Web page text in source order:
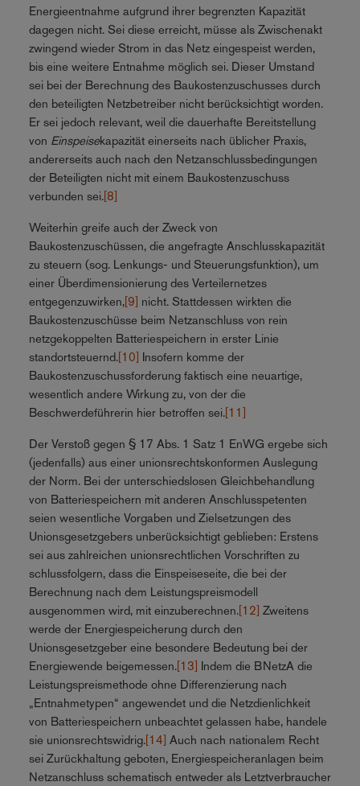
Energieentnahme aufgrund ihrer begrenzten Kapazität
dagegen nicht. Sei diese erreicht, müsse als Zwischenakt
zwingend wieder Strom in das Netz eingespeist werden,
bis eine weitere Entnahme möglich sei. Dieser Umstand
sei bei der Berechnung des Baukostenzuschusses durch
den beteiligten Netzbetreiber nicht berücksichtigt worden.
Er sei jedoch relevant, weil die dauerhafte Bereitstellung
von Einspeisekapazität einerseits nach üblicher Praxis,
andererseits auch nach den Netzanschlussbedingungen
der Beteiligten nicht mit einem Baukostenzuschuss
verbunden sei.[8]
Weiterhin greife auch der Zweck von
Baukostenzuschüssen, die angefragte Anschlusskapazität
zu steuern (sog. Lenkungs- und Steuerungsfunktion), um
einer Überdimensionierung des Verteilernetzes
entgegenzuwirken,[9] nicht. Stattdessen wirkten die
Baukostenzuschüsse beim Netzanschluss von rein
netzgekoppelten Batteriespeichern in erster Linie
standortsteuernd.[10] Insofern komme der
Baukostenzuschussforderung faktisch eine neuartige,
wesentlich andere Wirkung zu, von der die
Beschwerdeführerin hier betroffen sei.[11]
Der Verstoß gegen § 17 Abs. 1 Satz 1 EnWG ergebe sich
(jedenfalls) aus einer unionsrechtskonformen Auslegung
der Norm. Bei der unterschiedslosen Gleichbehandlung
von Batteriespeichern mit anderen Anschlusspetenten
seien wesentliche Vorgaben und Zielsetzungen des
Unionsgesetzgebers unberücksichtigt geblieben: Erstens
sei aus zahlreichen unionsrechtlichen Vorschriften zu
schlussfolgern, dass die Einspeiseseite, die bei der
Berechnung nach dem Leistungspreismodell
ausgenommen wird, mit einzuberechnen.[12] Zweitens
werde der Energiespeicherung durch den
Unionsgesetzgeber eine besondere Bedeutung bei der
Energiewende beigemessen.[13] Indem die BNetzA die
Leistungspreismethode ohne Differenzierung nach
„Entnahmetypen“ angewendet und die Netzdienlichkeit
von Batteriespeichern unbeachtet gelassen habe, handele
sie unionsrechtswidrig.[14] Auch nach nationalem Recht
sei Zurückhaltung geboten, Energiespeicheranlagen beim
Netzanschluss schematisch entweder als Letztverbraucher